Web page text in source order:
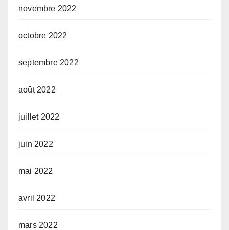
novembre 2022
octobre 2022
septembre 2022
août 2022
juillet 2022
juin 2022
mai 2022
avril 2022
mars 2022